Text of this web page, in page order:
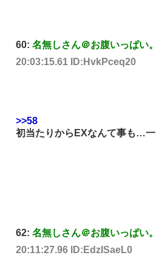
60: 名無しさん＠お腹いっぱい。
20:03:15.61 ID:HvkPceq20
>>58
初当たりからEXなんて事も…
62: 名無しさん＠お腹いっぱい。
20:11:27.96 ID:EdzISaeL0